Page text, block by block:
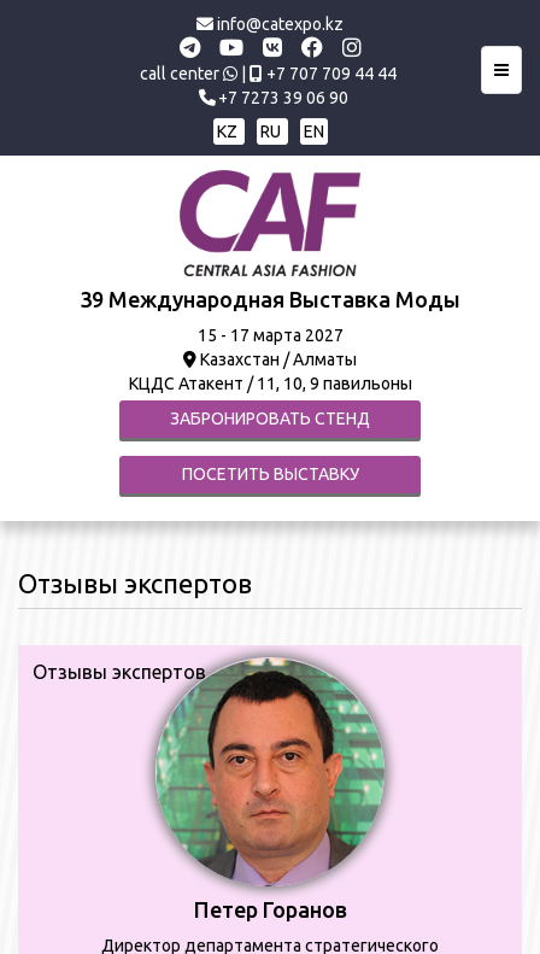
info@catexpo.kz
call center
+7 707 709 44 44
+7 7273 39 06 90
KZ
RU EN
39 Международная Выставка Моды
15 - 17 марта 2027
Казахстан / Алматы
КЦДС Атакент / 11, 10, 9 павильоны
ЗАБРОНИРОВАТЬ СТЕНД
ПОСЕТИТЬ ВЫСТАВКУ
Отзывы экспертов
Отзывы экспертов
Петер Горанов
Директор департамента стратегического